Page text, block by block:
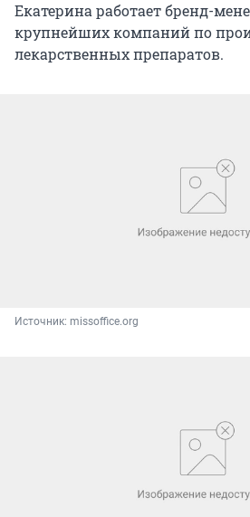
Екатерина работает бренд-
крупнейших компаний по
лекарственных препаратов.
Источник: missoffice.org